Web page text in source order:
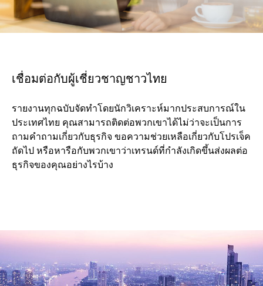
เชื่อมต่อกับผู้เชี่ยวชาญชาวไทย
รายงานทุกฉบับจัดทำโดยนักวิเคราะห์มากประสบการณ์ใน
ประเทศไทย คุณสามารถติดต่อพวกเขาได้ไม่ว่าจะเป็นการ
ถามคำถามเกี่ยวกับธุรกิจ ขอความช่วยเหลือเกี่ยวกับโปรเจ็ค
ถัดไป หรือหารือกับพวกเขาว่าเทรนด์ที่กำลังเกิดขึ้นส่งผลต่อ
ธุรกิจของคุณอย่างไรบ้าง